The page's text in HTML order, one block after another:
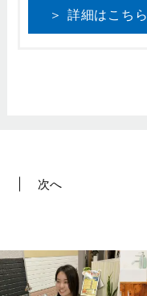
＞ 詳細はこちら
次へ